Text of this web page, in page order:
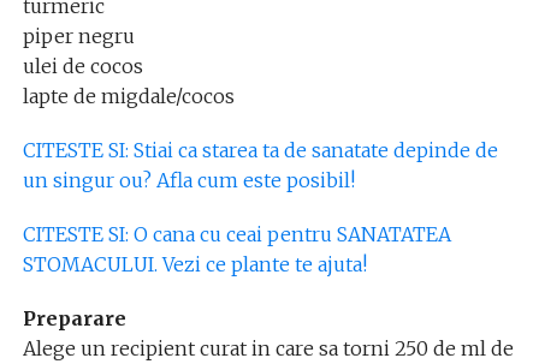
turmeric
piper negru
ulei de cocos
lapte de migdale/cocos
CITESTE SI: Stiai ca starea ta de sanatate depinde de
un singur ou? Afla cum este posibil!
CITESTE SI: O cana cu ceai pentru SANATATEA
STOMACULUI. Vezi ce plante te ajuta!
Preparare
Alege un recipient curat in care sa torni 250 de ml de